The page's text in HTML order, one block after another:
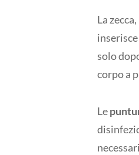
La
solo
corpo a
Le